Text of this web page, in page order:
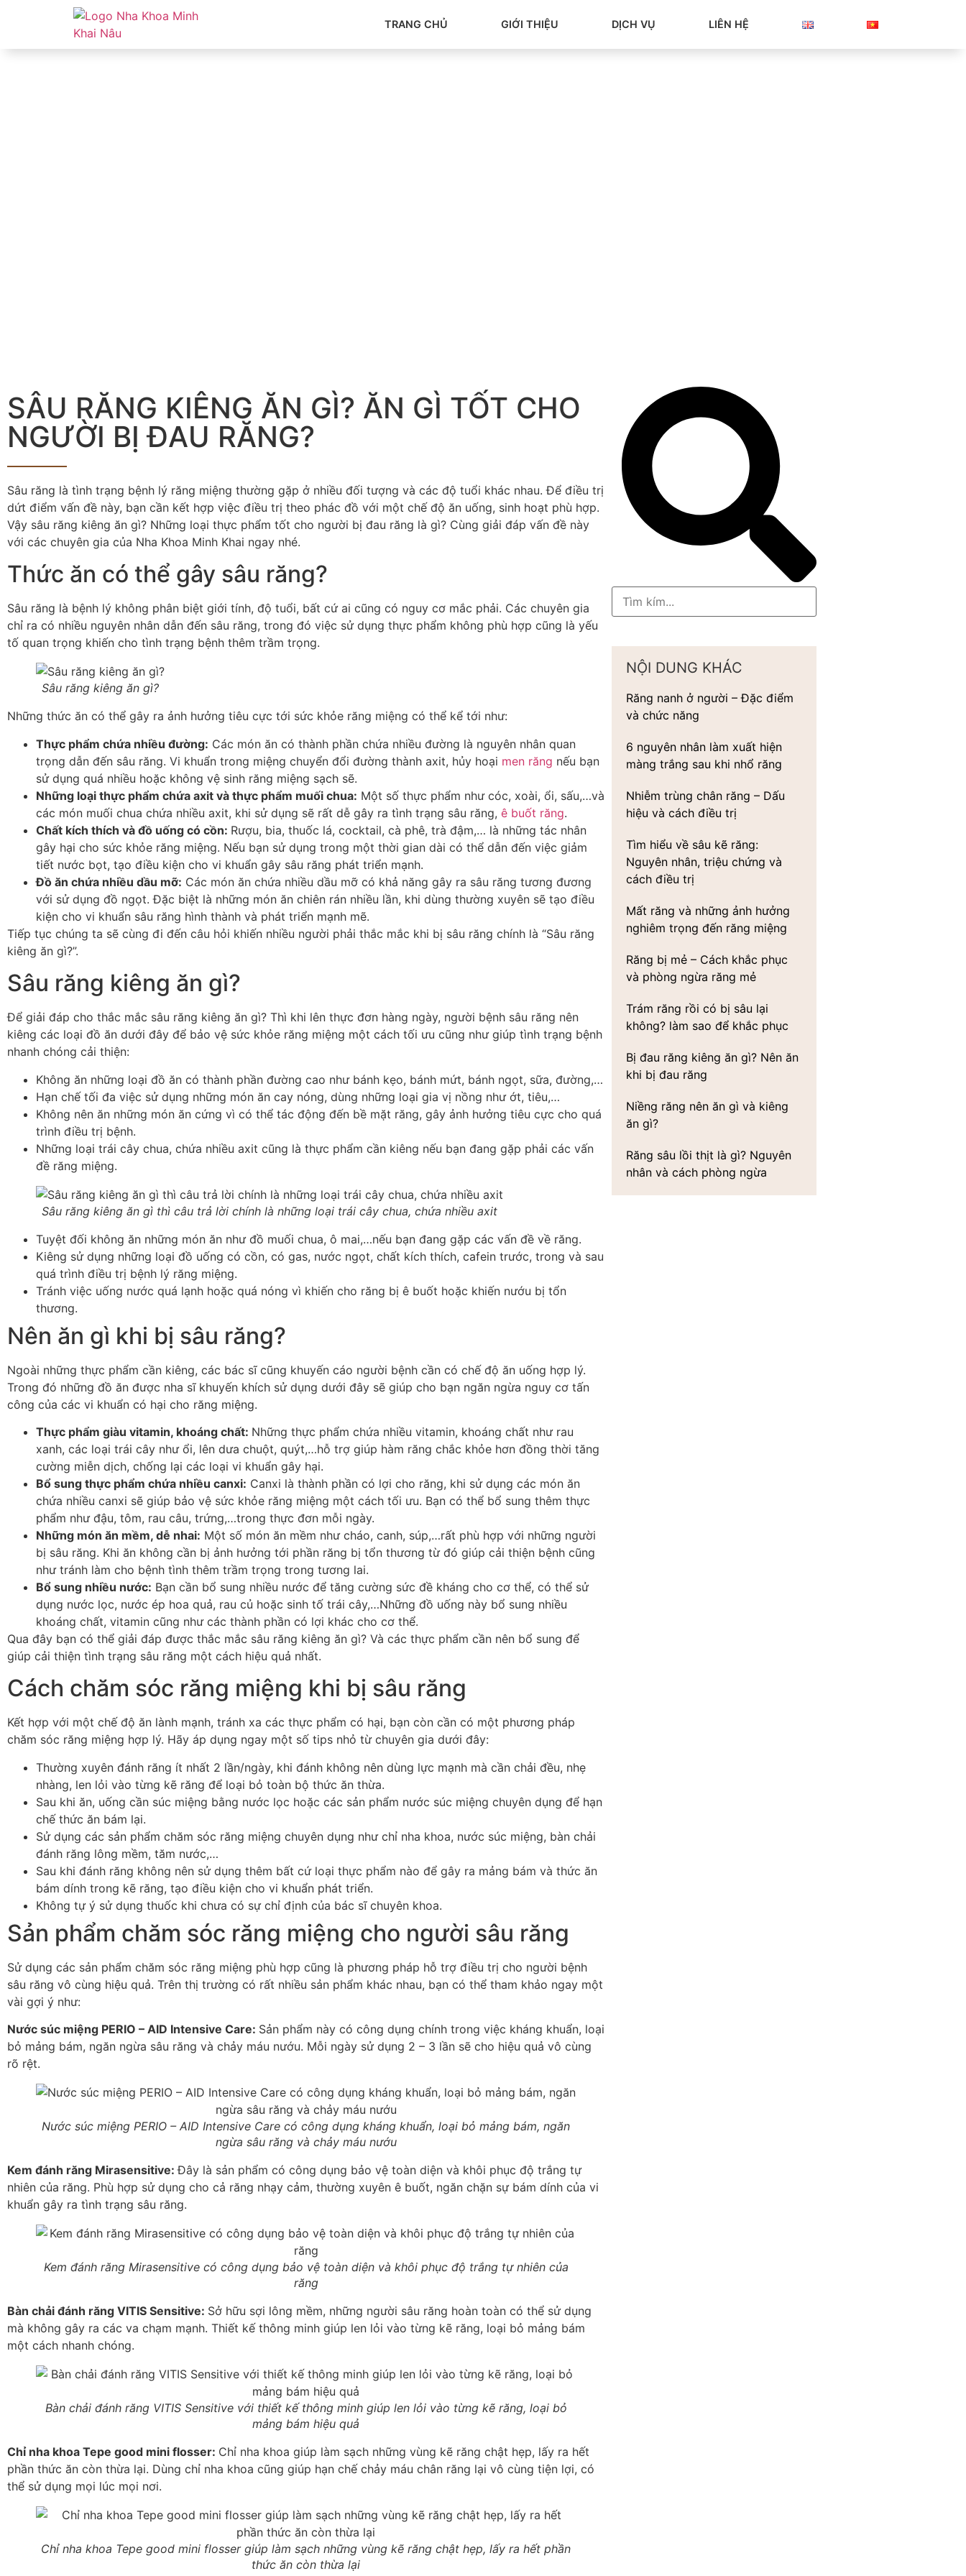
TRANG CHỦ GIỚI THIỆU DỊCH VỤ LIÊN HỆ
SÂU RĂNG KIÊNG ĂN GÌ? ĂN GÌ TỐT CHO
NGƯỜI BỊ ĐAU RĂNG?
Sâu răng là tình trạng bệnh lý răng miệng thường gặp ở nhiều đối tượng và các độ tuổi khác nhau. Để điều trị
dứt điểm vấn đề này, bạn cần kết hợp việc điều trị theo phác đồ với một chế độ ăn uống, sinh hoạt phù hợp.
Vậy sâu răng kiêng ăn gì? Những loại thực phẩm tốt cho người bị đau răng là gì? Cùng giải đáp vấn đề này
với các chuyên gia của Nha Khoa Minh Khai ngay nhé.
Thức ăn có thể gây sâu răng?
Sâu răng là bệnh lý không phân biệt giới tính, độ tuổi, bất cứ ai cũng có nguy cơ mắc phải. Các chuyên gia
chỉ ra có nhiều nguyên nhân dẫn đến sâu răng, trong đó việc sử dụng thực phẩm không phù hợp cũng là yếu
tố quan trọng khiến cho tình trạng bệnh thêm trầm trọng.
Sâu răng kiêng ăn gì?
Những thức ăn có thể gây ra ảnh hưởng tiêu cực tới sức khỏe răng miệng có thể kể tới như:
Thực phẩm chứa nhiều đường: Các món ăn có thành phần chứa nhiều đường là nguyên nhân quan
trọng dẫn đến sâu răng. Vi khuẩn trong miệng chuyển đổi đường thành axit, hủy hoại men răng nếu bạn
sử dụng quá nhiều hoặc không vệ sinh răng miệng sạch sẽ.
Những loại thực phẩm chứa axit và thực phẩm muối chua: Một số thực phẩm như cóc, xoài, ổi, sấu,…và
các món muối chua chứa nhiều axit, khi sử dụng sẽ rất dễ gây ra tình trạng sâu răng, ê buốt răng.
Chất kích thích và đồ uống có cồn: Rượu, bia, thuốc lá, cocktail, cà phê, trà đậm,… là những tác nhân
gây hại cho sức khỏe răng miệng. Nếu bạn sử dụng trong một thời gian dài có thể dẫn đến việc giảm
tiết nước bọt, tạo điều kiện cho vi khuẩn gây sâu răng phát triển mạnh.
Đồ ăn chứa nhiều dầu mỡ: Các món ăn chứa nhiều dầu mỡ có khả năng gây ra sâu răng tương đương
với sử dụng đồ ngọt. Đặc biệt là những món ăn chiên rán nhiều lần, khi dùng thường xuyên sẽ tạo điều
kiện cho vi khuẩn sâu răng hình thành và phát triển mạnh mẽ.
Tiếp tục chúng ta sẽ cùng đi đến câu hỏi khiến nhiều người phải thắc mắc khi bị sâu răng chính là “Sâu răng
kiêng ăn gì?”.
Sâu răng kiêng ăn gì?
Để giải đáp cho thắc mắc sâu răng kiêng ăn gì? Thì khi lên thực đơn hàng ngày, người bệnh sâu răng nên
kiêng các loại đồ ăn dưới đây để bảo vệ sức khỏe răng miệng một cách tối ưu cũng như giúp tình trạng bệnh
nhanh chóng cải thiện:
Không ăn những loại đồ ăn có thành phần đường cao như bánh kẹo, bánh mứt, bánh ngọt, sữa, đường,…
Hạn chế tối đa việc sử dụng những món ăn cay nóng, dùng những loại gia vị nồng như ớt, tiêu,…
Không nên ăn những món ăn cứng vì có thể tác động đến bề mặt răng, gây ảnh hưởng tiêu cực cho quá
trình điều trị bệnh.
Những loại trái cây chua, chứa nhiều axit cũng là thực phẩm cần kiêng nếu bạn đang gặp phải các vấn
đề răng miệng.
Sâu răng kiêng ăn gì thì câu trả lời chính là những loại trái cây chua, chứa nhiều axit
Tuyệt đối không ăn những món ăn như đồ muối chua, ô mai,…nếu bạn đang gặp các vấn đề về răng.
Kiêng sử dụng những loại đồ uống có cồn, có gas, nước ngọt, chất kích thích, cafein trước, trong và sau
quá trình điều trị bệnh lý răng miệng.
Tránh việc uống nước quá lạnh hoặc quá nóng vì khiến cho răng bị ê buốt hoặc khiến nướu bị tổn
thương.
Nên ăn gì khi bị sâu răng?
Ngoài những thực phẩm cần kiêng, các bác sĩ cũng khuyến cáo người bệnh cần có chế độ ăn uống hợp lý.
Trong đó những đồ ăn được nha sĩ khuyến khích sử dụng dưới đây sẽ giúp cho bạn ngăn ngừa nguy cơ tấn
công của các vi khuẩn có hại cho răng miệng.
Thực phẩm giàu vitamin, khoáng chất: Những thực phẩm chứa nhiều vitamin, khoáng chất như rau
xanh, các loại trái cây như ổi, lên dưa chuột, quýt,…hỗ trợ giúp hàm răng chắc khỏe hơn đồng thời tăng
cường miễn dịch, chống lại các loại vi khuẩn gây hại.
Bổ sung thực phẩm chứa nhiều canxi: Canxi là thành phần có lợi cho răng, khi sử dụng các món ăn
chứa nhiều canxi sẽ giúp bảo vệ sức khỏe răng miệng một cách tối ưu. Bạn có thể bổ sung thêm thực
phẩm như đậu, tôm, rau câu, trứng,…trong thực đơn mỗi ngày.
Những món ăn mềm, dễ nhai: Một số món ăn mềm như cháo, canh, súp,…rất phù hợp với những người
bị sâu răng. Khi ăn không cần bị ảnh hưởng tới phần răng bị tổn thương từ đó giúp cải thiện bệnh cũng
như tránh làm cho bệnh tình thêm trầm trọng trong tương lai.
Bổ sung nhiều nước: Bạn cần bổ sung nhiều nước để tăng cường sức đề kháng cho cơ thể, có thể sử
dụng nước lọc, nước ép hoa quả, rau củ hoặc sinh tố trái cây,…Những đồ uống này bổ sung nhiều
khoáng chất, vitamin cũng như các thành phần có lợi khác cho cơ thể.
Qua đây bạn có thể giải đáp được thắc mắc sâu răng kiêng ăn gì? Và các thực phẩm cần nên bổ sung để
giúp cải thiện tình trạng sâu răng một cách hiệu quả nhất.
Cách chăm sóc răng miệng khi bị sâu răng
Kết hợp với một chế độ ăn lành mạnh, tránh xa các thực phẩm có hại, bạn còn cần có một phương pháp
chăm sóc răng miệng hợp lý. Hãy áp dụng ngay một số tips nhỏ từ chuyên gia dưới đây:
Thường xuyên đánh răng ít nhất 2 lần/ngày, khi đánh không nên dùng lực mạnh mà cần chải đều, nhẹ
nhàng, len lỏi vào từng kẽ răng để loại bỏ toàn bộ thức ăn thừa.
Sau khi ăn, uống cần súc miệng bằng nước lọc hoặc các sản phẩm nước súc miệng chuyên dụng để hạn
chế thức ăn bám lại.
Sử dụng các sản phẩm chăm sóc răng miệng chuyên dụng như chỉ nha khoa, nước súc miệng, bàn chải
đánh răng lông mềm, tăm nước,…
Sau khi đánh răng không nên sử dụng thêm bất cứ loại thực phẩm nào để gây ra mảng bám và thức ăn
bám dính trong kẽ răng, tạo điều kiện cho vi khuẩn phát triển.
Không tự ý sử dụng thuốc khi chưa có sự chỉ định của bác sĩ chuyên khoa.
Sản phẩm chăm sóc răng miệng cho người sâu răng
Sử dụng các sản phẩm chăm sóc răng miệng phù hợp cũng là phương pháp hỗ trợ điều trị cho người bệnh
sâu răng vô cùng hiệu quả. Trên thị trường có rất nhiều sản phẩm khác nhau, bạn có thể tham khảo ngay một
vài gợi ý như:
Nước súc miệng PERIO – AID Intensive Care: Sản phẩm này có công dụng chính trong việc kháng khuẩn, loại
bỏ mảng bám, ngăn ngừa sâu răng và chảy máu nướu. Mỗi ngày sử dụng 2 – 3 lần sẽ cho hiệu quả vô cùng
rõ rệt.
Nước súc miệng PERIO – AID Intensive Care có công dụng kháng khuẩn, loại bỏ mảng bám, ngăn
ngừa sâu răng và chảy máu nướu
Kem đánh răng Mirasensitive:Đây là sản phẩm có công dụng bảo vệ toàn diện và khôi phục độ trắng tự
nhiên của răng. Phù hợp sử dụng cho cả răng nhạy cảm, thường xuyên ê buốt, ngăn chặn sự bám dính của vi
khuẩn gây ra tình trạng sâu răng.
Kem đánh răng Mirasensitive có công dụng bảo vệ toàn diện và khôi phục độ trắng tự nhiên của
răng
Bàn chải đánh răng VITIS Sensitive: Sở hữu sợi lông mềm, những người sâu răng hoàn toàn có thể sử dụng
mà không gây ra các va chạm mạnh. Thiết kế thông minh giúp len lỏi vào từng kẽ răng, loại bỏ mảng bám
một cách nhanh chóng.
Bàn chải đánh răng VITIS Sensitive với thiết kế thông minh giúp len lỏi vào từng kẽ răng, loại bỏ
mảng bám hiệu quả
Chỉ nha khoa Tepe good mini flosser: Chỉ nha khoa giúp làm sạch những vùng kẽ răng chật hẹp, lấy ra hết
phần thức ăn còn thừa lại. Dùng chỉ nha khoa cũng giúp hạn chế chảy máu chân răng lại vô cùng tiện lợi, có
thể sử dụng mọi lúc mọi nơi.
Chỉ nha khoa Tepe good mini flosser giúp làm sạch những vùng kẽ răng chật hẹp, lấy ra hết phần
thức ăn còn thừa lại
NỘI DUNG KHÁC
Răng nanh ở người – Đặc điểm
và chức năng
6 nguyên nhân làm xuất hiện
màng trắng sau khi nhổ răng
Nhiễm trùng chân răng – Dấu
hiệu và cách điều trị
Tìm hiểu về sâu kẽ răng:
Nguyên nhân, triệu chứng và
cách điều trị
Mất răng và những ảnh hưởng
nghiêm trọng đến răng miệng
Răng bị mẻ – Cách khắc phục
và phòng ngừa răng mẻ
Trám răng rồi có bị sâu lại
không? làm sao để khắc phục
Bị đau răng kiêng ăn gì? Nên ăn
khi bị đau răng
Niềng răng nên ăn gì và kiêng
ăn gì?
Răng sâu lồi thịt là gì? Nguyên
nhân và cách phòng ngừa